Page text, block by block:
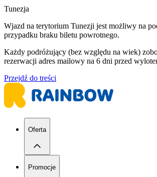
Tunezja
Wjazd na terytorium Tunezji jest możliwy na
przypadku braku biletu powrotnego.
Każdy podróżujący (bez względu na wiek)
rezerwacji adres mailowy na 6 dni przed
Przejdź do treści
Oferta
Promocje